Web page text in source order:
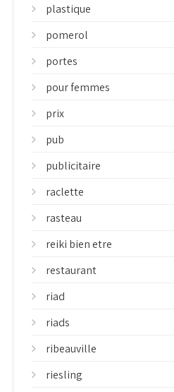
plastique
pomerol
portes
pour femmes
prix
pub
publicitaire
raclette
rasteau
reiki bien etre
restaurant
riad
riads
ribeauville
riesling